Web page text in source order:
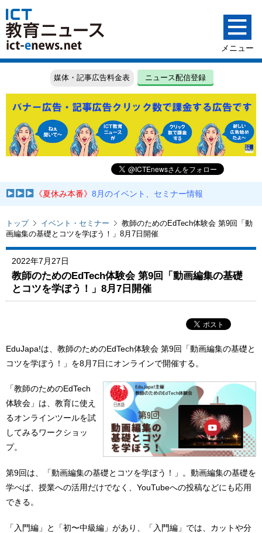
媒体・記事広告料金表 ニュース配信登録
《夏休み本番》8月のイベント、セミナー情報
トップ イベント・セミナー
教師のためのEdTech体験会 第9回「動
画編集の基礎とコツを学ぼう！」8月7日開催
2022年7月27日
教師のためのEdTech体験会 第9回「動画編集の基礎
とコツを学ぼう！」8月7日開催
EduJapa!は、教師のためのEdTech体験会 第9回「動画編集の基礎と
コツを学ぼう！」を8月7日にオンラインで開催する。
「教師のためのEdTech
体験会」は、教育に使え
るオンラインツールを試
してみるワークショッ
プ。
第9回は、「動画編集の基礎とコツを学ぼう！」。動画編集の基礎を
学べば、授業への活用だけでなく、YouTubeへの投稿などにも応用
できる。
「入門編」と「初〜中級編」があり、「入門編」では、カットや分